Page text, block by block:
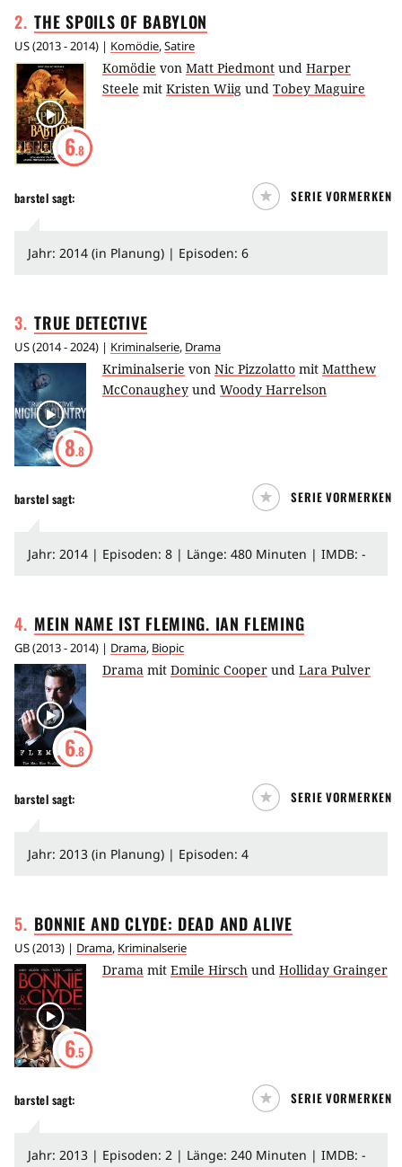
2. THE SPOILS OF BABYLON
US(2013 - 2014) | Komödie,Satire
6.8
Komödie von Matt Piedmont und Harper
Steele mit Kristen Wiig und Tobey Maguire
barstel sagt: SERIE VORMERKEN
Jahr: 2014 (in Planung) | Episoden: 6
3. TRUE DETECTIVE
US(2014 - 2024) | Kriminalserie, Drama
8.8
Kriminalserie von Nic Pizzolatto mit Matthew
McConaughey und Woody Harrelson
barstel sagt: SERIE VORMERKEN
Jahr: 2014 | Episoden: 8 | Länge: 480 Minuten | IMDB: -
4. MEIN NAME IST FLEMING. IAN FLEMING
GB(2013 - 2014) | Drama, Biopic
6.8
Drama mit Dominic Cooper und Lara Pulver
barstel sagt: SERIE VORMERKEN
Jahr: 2013 (in Planung) | Episoden: 4
5. BONNIE AND CLYDE: DEAD ANDALIVE
US(2013) | Drama, Kriminalserie
6.5
Drama mit Emile Hirsch und Holliday Grainger
barstel sagt: SERIE VORMERKEN
Jahr: 2013 | Episoden: 2 | Länge: 240 Minuten | IMDB: -